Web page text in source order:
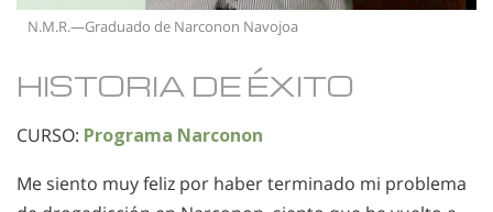
N.M.R.—Graduado de Narconon Navojoa
HISTORIA DE ÉXITO
CURSO: Programa Narconon
Me siento muy feliz por haber terminado mi problema